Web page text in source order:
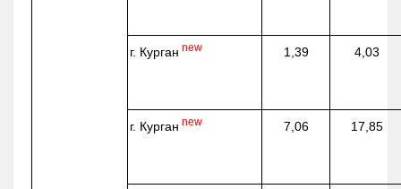
г. Курган new 1,39 4,03
г. Курган new 7,06 17,85